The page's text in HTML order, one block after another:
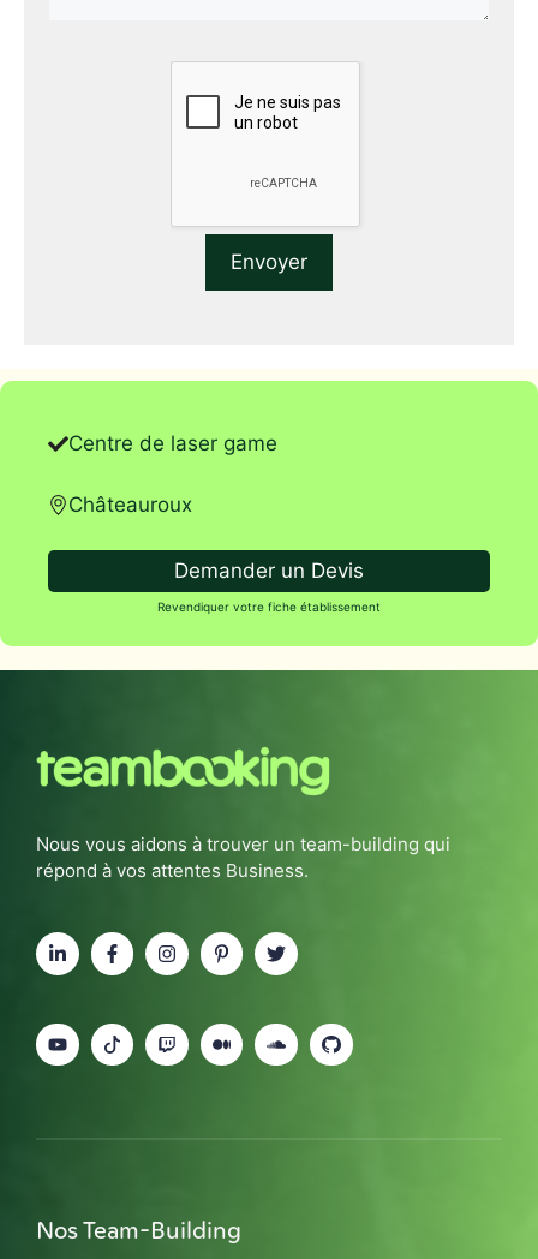
Centre de laser game
Châteauroux
Demander un Devis
Revendiquer votre fiche établissement
Nous vous aidons à trouver un team-building qui
répond à vos attentes Business.
Nos Team-Building